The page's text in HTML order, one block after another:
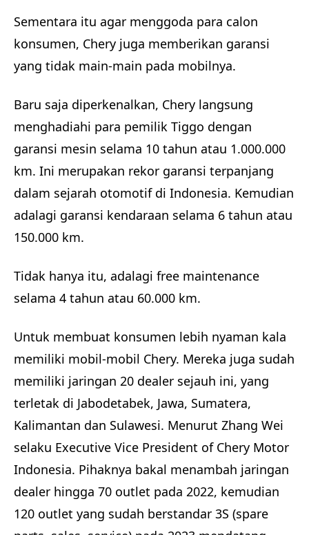
Sementara itu agar menggoda para calon
konsumen, Chery juga memberikan garansi
yang tidak main-main pada mobilnya.
Baru saja diperkenalkan, Chery langsung
menghadiahi para pemilik Tiggo dengan
garansi mesin selama 10 tahun atau 1.000.000
km. Ini merupakan rekor garansi terpanjang
dalam sejarah otomotif di Indonesia. Kemudian
adalagi garansi kendaraan selama 6 tahun atau
150.000 km.
Tidak hanya itu, adalagi free maintenance
selama 4 tahun atau 60.000 km.
Untuk membuat konsumen lebih nyaman kala
memiliki mobil-mobil Chery. Mereka juga sudah
memiliki jaringan 20 dealer sejauh ini, yang
terletak di Jabodetabek, Jawa, Sumatera,
Kalimantan dan Sulawesi. Menurut Zhang Wei
selaku Executive Vice President of Chery Motor
Indonesia. Pihaknya bakal menambah jaringan
dealer hingga 70 outlet pada 2022, kemudian
120 outlet yang sudah berstandar 3S (spare